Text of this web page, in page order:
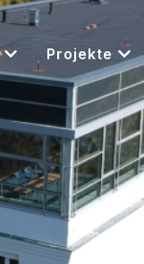
Projekte